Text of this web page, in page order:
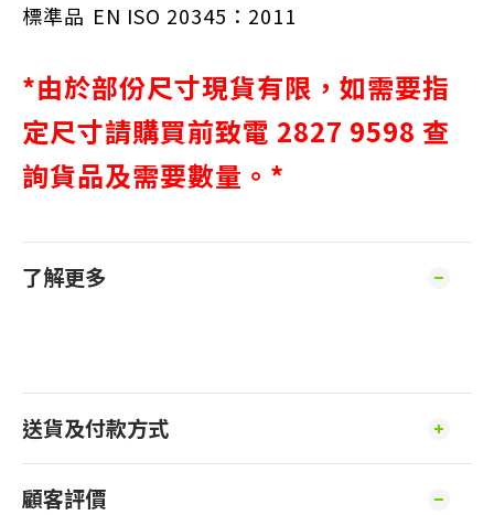
標準品 EN ISO 20345：2011
*由於部份尺寸現貨有限，如需要指
定尺寸請購買前致電 2827 9598 查
詢貨品及需要數量。*
了解更多
送貨及付款方式
顧客評價